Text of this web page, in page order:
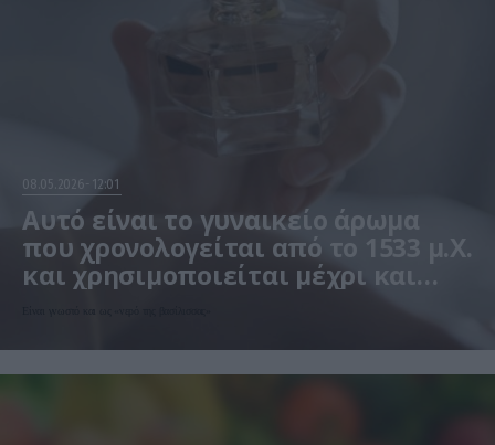
08.05.2026 12:01
Αυτό είναι το γυναικείο άρωμα
που χρονολογείται από το 1533 μ.Χ.
και χρησιμοποιείται μέχρι και